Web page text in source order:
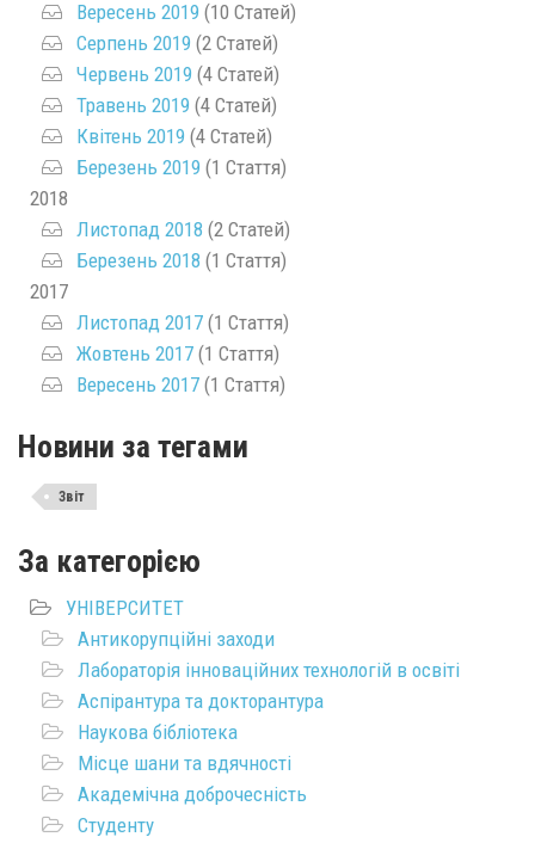
Вересень 2019 (10 Статей)
Серпень 2019 (2 Статей)
Червень 2019 (4 Статей)
Травень 2019 (4 Статей)
Квітень 2019 (4 Статей)
Березень 2019 (1 Стаття)
2018
Листопад 2018 (2 Статей)
Березень 2018 (1 Стаття)
2017
Листопад 2017 (1 Стаття)
Жовтень 2017 (1 Стаття)
Вересень 2017 (1 Стаття)
Новини за тегами
Звіт
За категорією
УНІВЕРСИТЕТ
Антикорупційні заходи
Лабораторія інноваційних технологій в освіті
Аспірантура та докторантура
Наукова бібліотека
Місце шани та вдячності
Академічна доброчесність
Студенту